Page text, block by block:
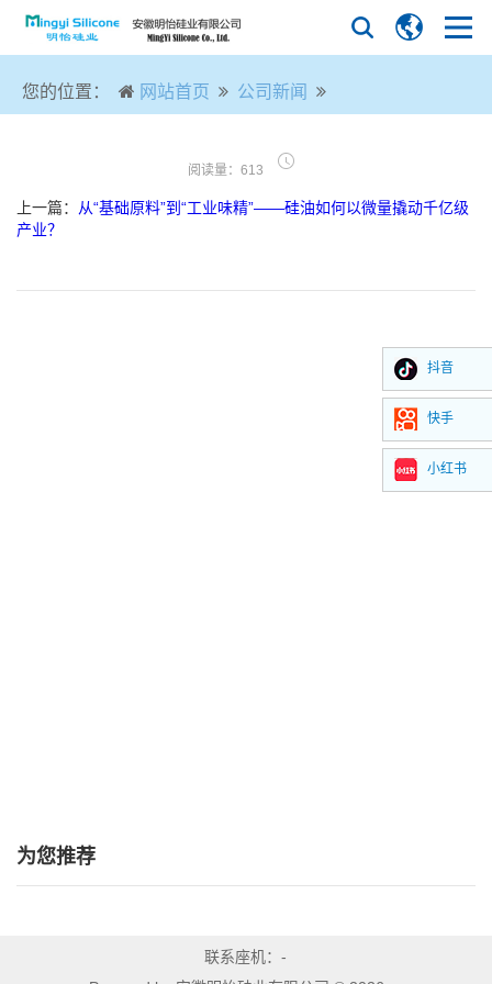
您的位置： 网站首页 公司新闻
阅读量：613
上一篇：
从“基础原料”到“工业味精”——硅油如何以微量撬动千亿级
产业？
为您推荐
联系座机：-
抖音
快手
小红书